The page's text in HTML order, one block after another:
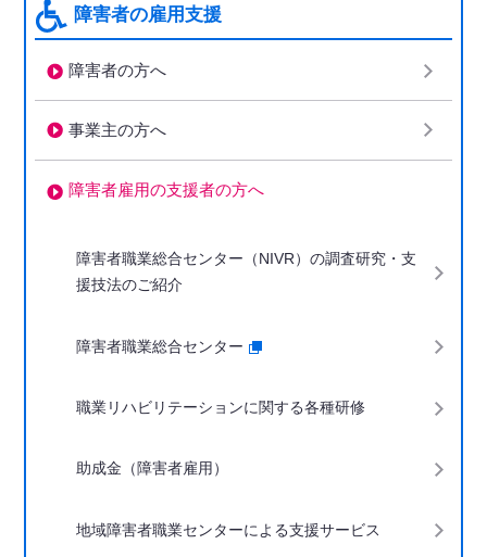
障害者の雇用支援
障害者の方へ
事業主の方へ
障害者雇用の支援者の方へ
障害者職業総合センター（NIVR）の調査研究・支
援技法のご紹介
障害者職業総合センター
職業リハビリテーションに関する各種研修
助成金（障害者雇用）
地域障害者職業センターによる支援サービス